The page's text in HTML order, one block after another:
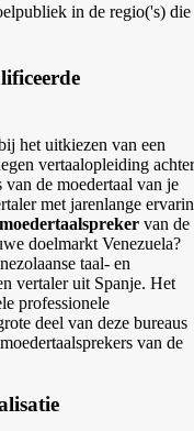
in de regio('s) die
het uitkiezen van een
vertaalopleiding achter
van de moedertaal van je
met jarenlange
moedertaalspreker van de
doelmarkt Venezuela?
taal- en
vertaler uit Spanje. Het
professionele
deel van deze bureaus
van de